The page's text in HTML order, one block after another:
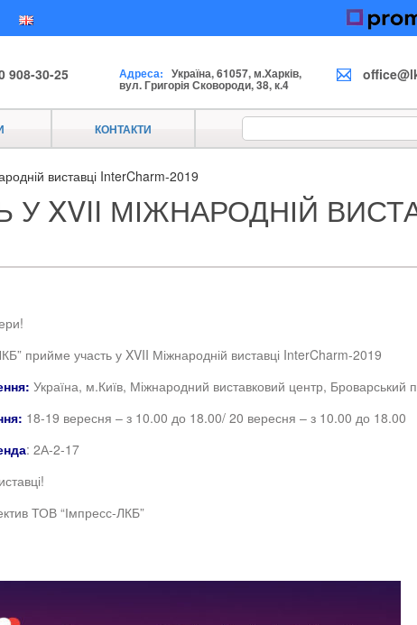
908-30-25 Адреса: Україна, 61057, м.Харків,
вул. Григорія Сковороди, 38, к.4
КОНТАКТИ
виставці InterCharm-2019
XVII МІЖНАРОДНІЙ
прийме участь у XVII Міжнародній виставці InterCharm-2019
Україна, м.Київ, Міжнародний виставковий центр, Броварський
18-19 вересня – з 10.00 до 18.00/ 20 вересня – з 10.00 до 18.00
: 2А-2-17
ТОВ “Імпресс-ЛКБ”